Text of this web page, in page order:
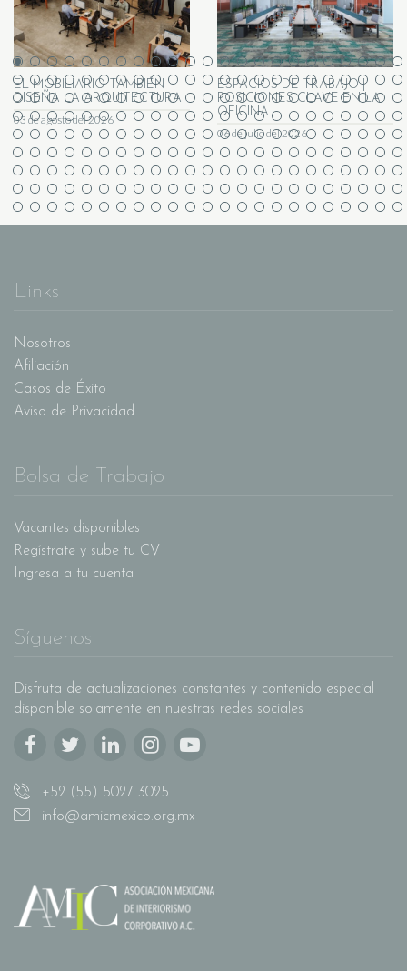
EL MOBILIARIO TAMBIÉN
DISEÑA LA ARQUITECTURA
03 de agosto del 2026
ESPACIOS DE TRABAJO |
POSICIONES CLAVE EN LA
OFICINA
06 de julio del 2026
Links
Nosotros
Afiliación
Casos de Éxito
Aviso de Privacidad
Bolsa de Trabajo
Vacantes disponibles
Regístrate y sube tu CV
Ingresa a tu cuenta
Síguenos
Disfruta de actualizaciones constantes y contenido especial
disponible solamente en nuestras redes sociales
+52 (55) 5027 3025
info@amicmexico.org.mx